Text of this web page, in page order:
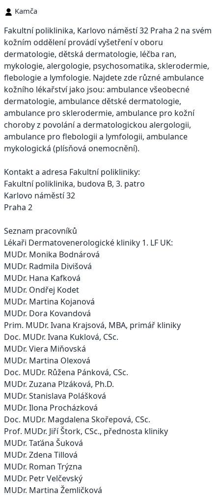
Kamča
Fakultní poliklinika, Karlovo náměstí 32 Praha 2 na svém
kožním oddělení provádí vyšetření v oboru
dermatologie, dětská dermatologie, léčba ran,
mykologie, alergologie, psychosomatika, sklerodermie,
flebologie a lymfologie. Najdete zde různé ambulance
kožního lékařství jako jsou: ambulance všeobecné
dermatologie, ambulance dětské dermatologie,
ambulance pro sklerodermie, ambulance pro kožní
choroby z povolání a dermatologickou alergologii,
ambulance pro flebologii a lymfologii, ambulance
mykologická (plísňová onemocnění).
Kontakt a adresa Fakultní polikliniky:
Fakultní poliklinika, budova B, 3. patro
Karlovo náměstí 32
Praha 2
Seznam pracovníků
Lékaři Dermatovenerologické kliniky 1. LF UK:
MUDr. Monika Bodnárová
MUDr. Radmila Divišová
MUDr. Hana Kafková
MUDr. Ondřej Kodet
MUDr. Martina Kojanová
MUDr. Dora Kovandová
Prim. MUDr. Ivana Krajsová, MBA, primář kliniky
Doc. MUDr. Ivana Kuklová, CSc.
MUDr. Viera Miňovská
MUDr. Martina Olexová
Doc. MUDr. Růžena Pánková, CSc.
MUDr. Zuzana Plzáková, Ph.D.
MUDr. Stanislava Polášková
MUDr. Ilona Procházková
Doc. MUDr. Magdalena Skořepová, CSc.
Prof. MUDr. Jiří Štork, CSc., přednosta kliniky
MUDr. Taťána Šuková
MUDr. Zdena Tillová
MUDr. Roman Trýzna
MUDr. Petr Velčevský
MUDr. Martina Žemličková